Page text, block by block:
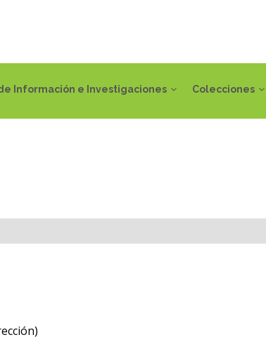
Información e Investigaciones Colecciones